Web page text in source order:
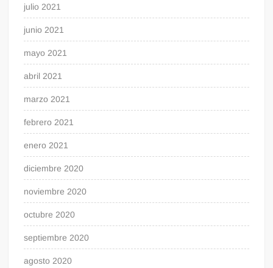
julio 2021
junio 2021
mayo 2021
abril 2021
marzo 2021
febrero 2021
enero 2021
diciembre 2020
noviembre 2020
octubre 2020
septiembre 2020
agosto 2020